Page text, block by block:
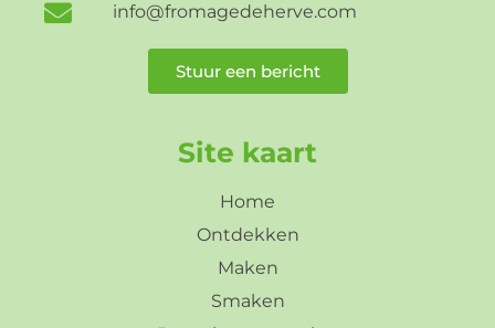
info@fromagedeherve.com
Stuur een bericht
Site kaart
Home
Ontdekken
Maken
Smaken